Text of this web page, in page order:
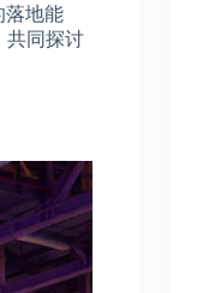
落地能
共同探讨